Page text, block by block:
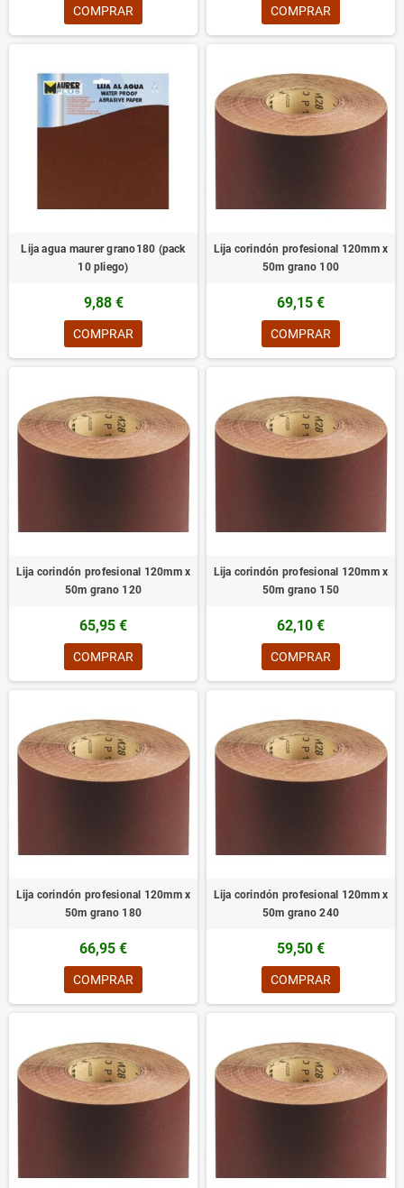
COMPRAR COMPRAR
Lija agua maurer grano180 (pack
10 pliego)
9,88 €
COMPRAR
Lija corindón profesional 120mm x
50m grano 100
69,15 €
COMPRAR
Lija corindón profesional 120mm x
50m grano 120
65,95 €
COMPRAR
Lija corindón profesional 120mm x
50m grano 150
62,10 €
COMPRAR
Lija corindón profesional 120mm x
50m grano 180
66,95 €
COMPRAR
Lija corindón profesional 120mm x
50m grano 240
59,50 €
COMPRAR